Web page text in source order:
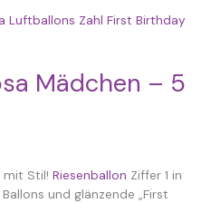
Mädchen – 5
mit Stil!Riesenballon Ziffer 1 in
und glänzende „First